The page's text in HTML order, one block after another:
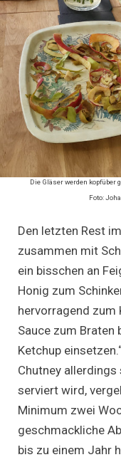
Die Gläser werden kopfüber
Foto:
Den letzten Rest
zusammen mit
ein bisschen an
Honig zum
hervorragend zum
Sauce zum Braten
Ketchup
Chutney
serviert wird,
Minimum zwei
geschmackliche
bis zu einem Jahr